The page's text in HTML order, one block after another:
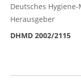
Deutsches
Herausgeber
DHMD 2002/2115